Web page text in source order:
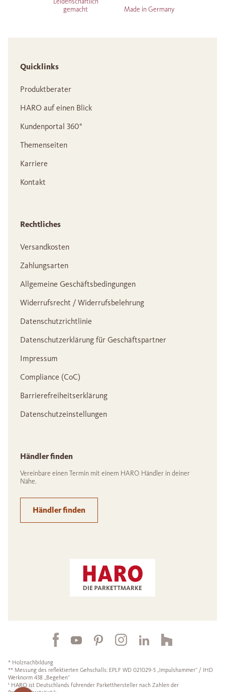
gemacht
Made in Germany
Quicklinks
Produktberater
HARO auf einen Blick
Kundenportal 360°
Themenseiten
Karriere
Kontakt
Rechtliches
Versandkosten
Zahlungsarten
Allgemeine Geschäftsbedingungen
Widerrufsrecht / Widerrufsbelehrung
Datenschutzrichtlinie
Datenschutzerklärung für Geschäftspartner
Impressum
Compliance (CoC)
Barrierefreiheitserklärung
Datenschutzeinstellungen
Händler finden
Vereinbare einen Termin mit einem HARO Händler in deiner
Nähe.
Händler finden
* Holznachbildung
** Messung des reflektierten Gehschalls: EPLF WD 021029-5 „Impulshammer“ / IHD
Werknorm 438 „Begehen“
¹ HARO ist Deutschlands führender Parketthersteller nach Zahlen der